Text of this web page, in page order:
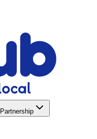
Partnership